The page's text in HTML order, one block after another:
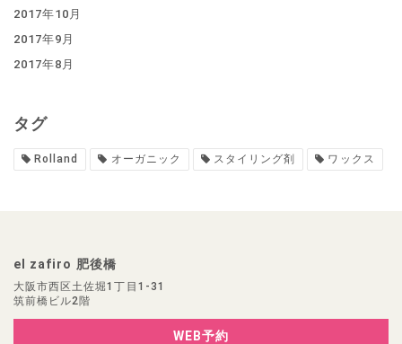
2017年10月
2017年9月
2017年8月
タグ
Rolland オーガニック スタイリング剤 ワックス
el zafiro 肥後橋
大阪市西区土佐堀1丁目1-31
筑前橋ビル2階
WEB予約